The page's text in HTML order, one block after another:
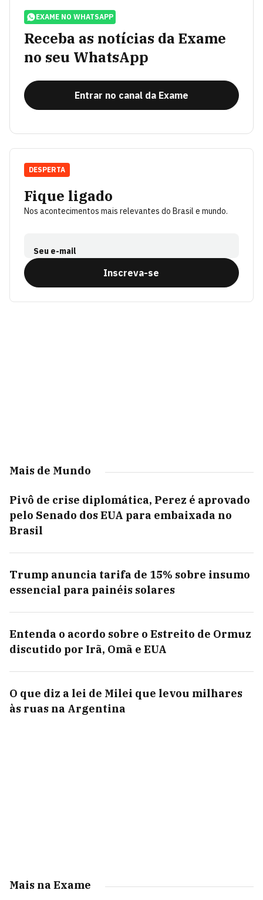
EXAME NO WHATSAPP
Receba as notícias da Exame
no seu WhatsApp
Entrar no canal da Exame
Fique ligado
Nos acontecimentos mais relevantes do Brasil e mundo.
Seu e-mail
Inscreva-se
DESPERTA
Mais de Mundo
Pivô de crise diplomática, Perez é aprovado
pelo Senado dos EUA para embaixada no
Brasil
Trump anuncia tarifa de 15% sobre insumo
essencial para painéis solares
Entenda o acordo sobre o Estreito de Ormuz
discutido por Irã, Omã e EUA
O que diz a lei de Milei que levou milhares
às ruas na Argentina
Mais na Exame